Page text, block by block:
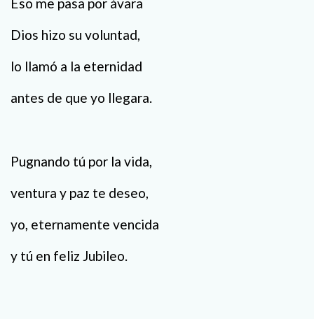
Dios hizo su voluntad,
lo llamó a la eternidad
antes de que yo llegara.
Pugnando tú por la vida,
ventura y paz te deseo,
yo, eternamente vencida
y tú en feliz Jubileo.